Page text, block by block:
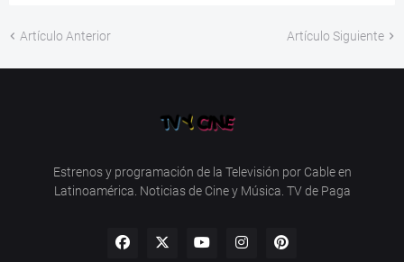
Artículo Anterior Artículo Siguiente
Estrenos y programación de la Televisión por Cable en
Latinoamérica. Noticias de Cine y Música. TV de Paga